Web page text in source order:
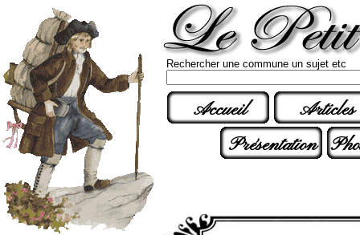
Rechercher une commune un sujet etc
Accueil
Articles
Présentation